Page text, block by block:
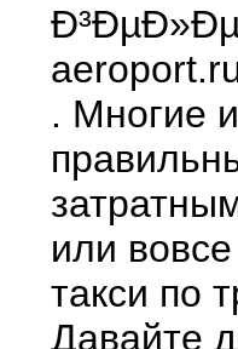
. Многие
или
такси по
Давайте